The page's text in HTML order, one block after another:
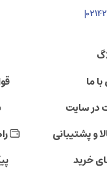
|
ما
در سایت
و پشتیبانی
خرید